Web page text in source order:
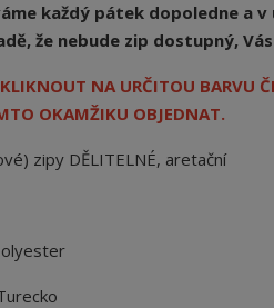
každý pátek dopoledne a
že nebude zip dostupný,
NA URČITOU BARVU
OKAMŽIKU OBJEDNAT.
zipy DĚLITELNÉ, aretační